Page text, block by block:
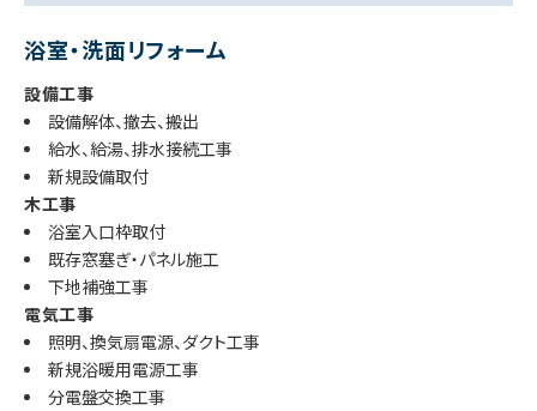
浴室・洗面リフォーム
設備工事
設備解体、撤去、搬出
給水、給湯、排水接続工事
新規設備取付
木工事
浴室入口枠取付
既存窓塞ぎ・パネル施工
下地補強工事
電気工事
照明、換気扇電源、ダクト工事
新規浴暖用電源工事
分電盤交換工事